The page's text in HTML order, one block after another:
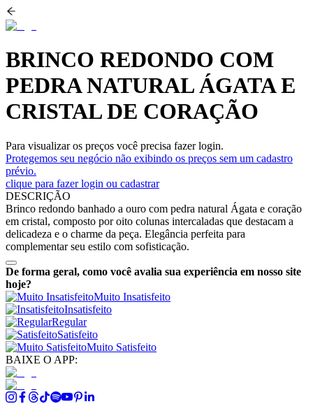
BRINCO REDONDO COM
PEDRA NATURAL ÁGATA E
CRISTAL DE CORAÇÃO
Para visualizar os preços você precisa fazer login.
Protegemos seu negócio não exibindo os preços sem um cadastro
prévio.
clique para fazer login ou cadastrar
DESCRIÇÃO
Brinco redondo banhado a ouro com pedra natural Ágata e coração
em cristal, composto por oito colunas intercaladas que destacam a
delicadeza e o charme da peça. Elegância perfeita para
complementar seu estilo com sofisticação.
De forma geral, como você avalia sua experiência em nosso site
hoje?
Muito Insatisfeito
Insatisfeito
Regular
Satisfeito
Muito Satisfeito
BAIXE O APP: